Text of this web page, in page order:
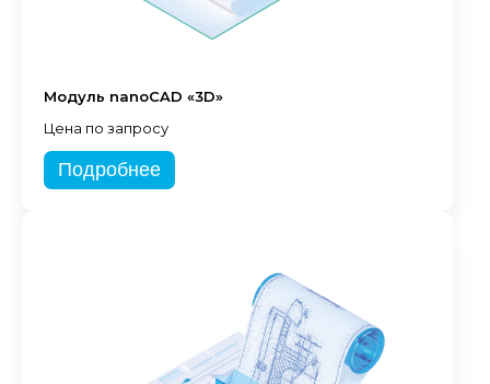
Модуль nanoCAD «3D»
Цена по запросу
Подробнее